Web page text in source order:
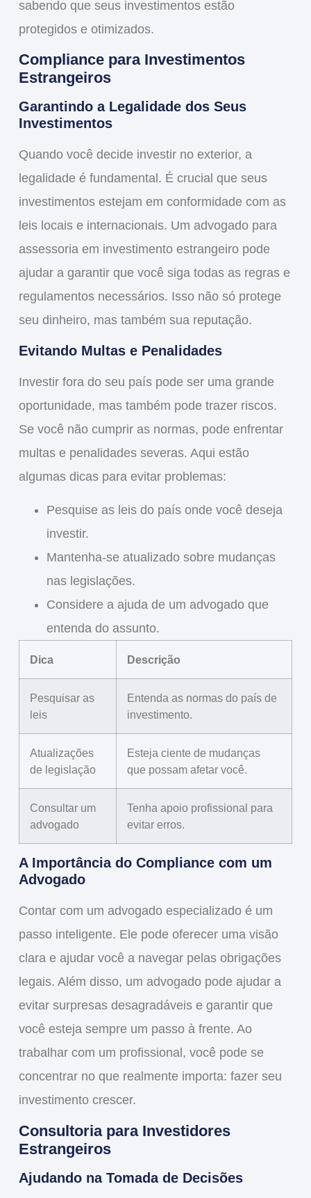
sabendo que seus investimentos estão
protegidos e otimizados.
Compliance para Investimentos
Estrangeiros
Garantindo a Legalidade dos Seus
Investimentos
Quando você decide investir no exterior, a
legalidadeé fundamental. É crucial que seus
investimentos estejam em conformidade com as
leis locais e internacionais. Um advogado para
assessoria em investimento estrangeiropode
ajudar a garantir que você siga todas as regras e
regulamentos necessários. Isso não só protege
seu dinheiro, mas também sua reputação.
Evitando Multas e Penalidades
Investir fora do seu país pode ser uma grande
oportunidade, mas também pode trazer riscos.
Se você não cumprir as normas, pode enfrentar
multas e penalidadesseveras. Aqui estão
algumas dicas para evitar problemas:
Pesquise as leisdo país onde você deseja
investir.
Mantenha-se atualizadosobre mudanças
nas legislações.
Considere a ajuda de um advogadoque
entenda do assunto.
Dica Descrição
Pesquisar as
leis
Entenda as normas do país de
investimento.
Atualizações
de legislação
Esteja ciente de mudanças
que possam afetar você.
Consultar um
advogado
Tenha apoio profissional para
evitar erros.
A Importância do Compliance com um
Advogado
Contar com um advogado especializado é um
passo inteligente. Ele pode oferecer uma visão
clara e ajudar você a navegarpelas obrigações
legais. Além disso, um advogado pode ajudar a
evitar surpresas desagradáveis e garantir que
você esteja sempre um passo à frente. Ao
trabalhar com um profissional, você pode se
concentrar no que realmente importa: fazer seu
investimento crescer.
Consultoria para Investidores
Estrangeiros
Ajudando na Tomada de Decisões